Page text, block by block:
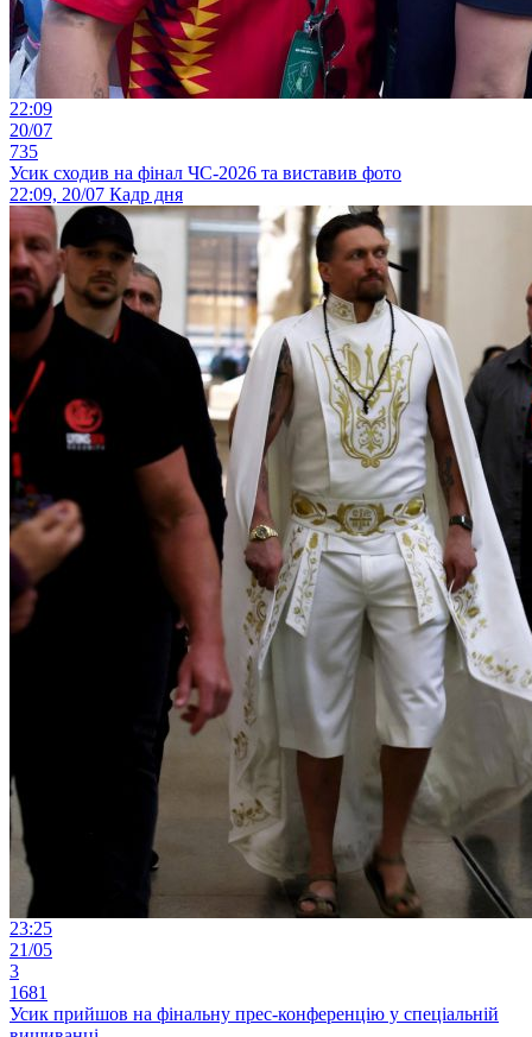
22:09
20/07
735
Усик сходив на фінал ЧС-2026 та виставив фото
22:09, 20/07 Кадр дня
23:25
21/05
3
1681
Усик прийшов на фінальну прес-конференцію у спеціальній